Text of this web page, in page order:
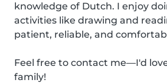
knowledge of Dutch. I enjoy
activities like drawing and
patient, reliable, and
Feel free to contact me—I'd
family!